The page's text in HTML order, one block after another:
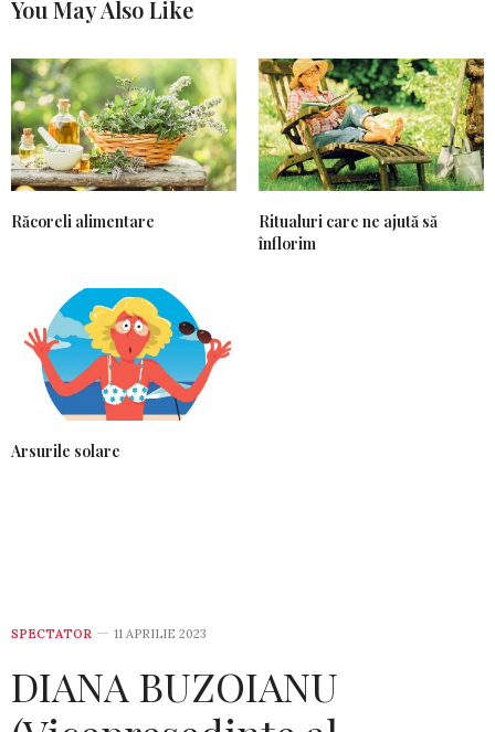
You May Also Like
Răcoreli alimentare
Ritualuri care ne ajută să
înflorim
Arsurile solare
SPECTATOR 11 APRILIE 2023
DIANA BUZOIANU